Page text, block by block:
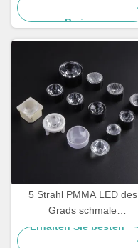
Preis
5 Strahl PMMA LED des
Grads schmale
Kollimatorlinse, LED-
Erhalten Sie besten